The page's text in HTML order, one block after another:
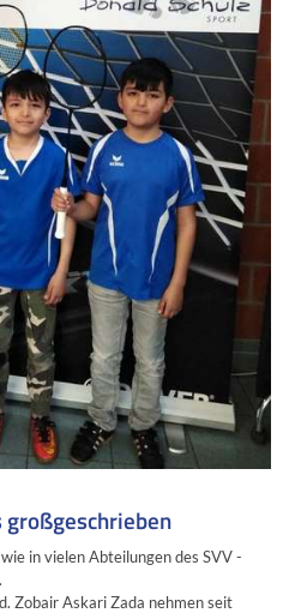
in vielen Abteilungen des SVV -
Zobair Askari Zada nehmen seit